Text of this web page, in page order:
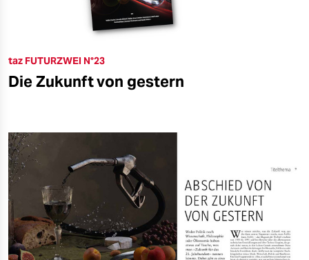
taz FUTURZWEI N°23
Die Zukunft von gestern